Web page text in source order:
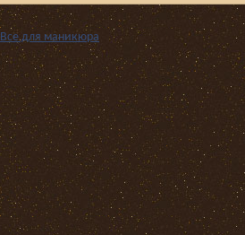
Все для маникюра